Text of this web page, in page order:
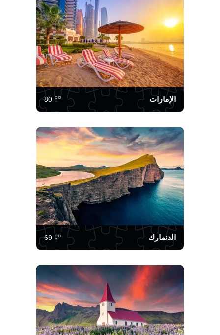
الإمارات 80
الدنمارك 69